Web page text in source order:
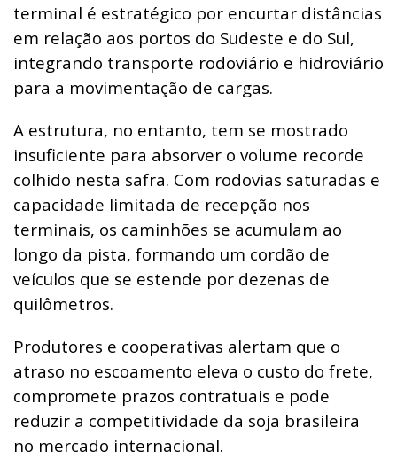
terminal é estratégico por encurtar distâncias
em relação aos portos do Sudeste e do Sul,
integrando transporte rodoviário e hidroviário
para a movimentação de cargas.
A estrutura, no entanto, tem se mostrado
insuficiente para absorver o volume recorde
colhido nesta safra. Com rodovias saturadas e
capacidade limitada de recepção nos
terminais, os caminhões se acumulam ao
longo da pista, formando um cordão de
veículos que se estende por dezenas de
quilômetros.
Produtores e cooperativas alertam que o
atraso no escoamento eleva o custo do frete,
compromete prazos contratuais e pode
reduzir a competitividade da soja brasileira
no mercado internacional.